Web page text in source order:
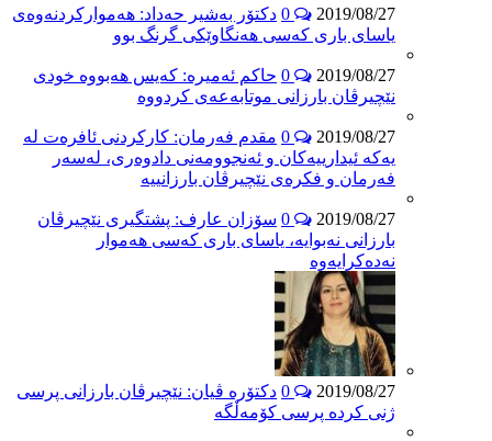
2019/08/27
دکتۆر بەشیر حەداد: هەموارکردنەوەی
یاسای باری کەسی هەنگاوێکی گرنگ بوو
2019/08/27
حاکم ئەمیرە: کەیس هەبووە خودی
نێچیرڤان بارزانی موتابەعەی کردووە
2019/08/27
مقدم فەرمان: کارکردنی ئافرەت لە
یەکە ئیدارییەکان و ئەنجوومەنی دادوەری، لەسەر
فەرمان و فکرەی نێچیرڤان بارزانییە
2019/08/27
سۆزان عارف: پشتگیری نێچیرڤان
بارزانی نەبوایە، یاسای باری کەسی هەموار
نەدەکرایەوە
2019/08/27
دکتۆرە ڤیان: نێچیرڤان بارزانی پرسی
ژنی کردە پرسی کۆمەڵگە